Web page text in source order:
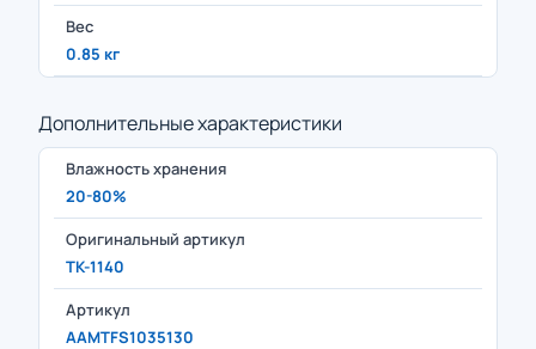
Вес
0.85 кг
Дополнительные характеристики
Влажность хранения
20-80%
Оригинальный артикул
TK-1140
Артикул
AAMTFS1035130